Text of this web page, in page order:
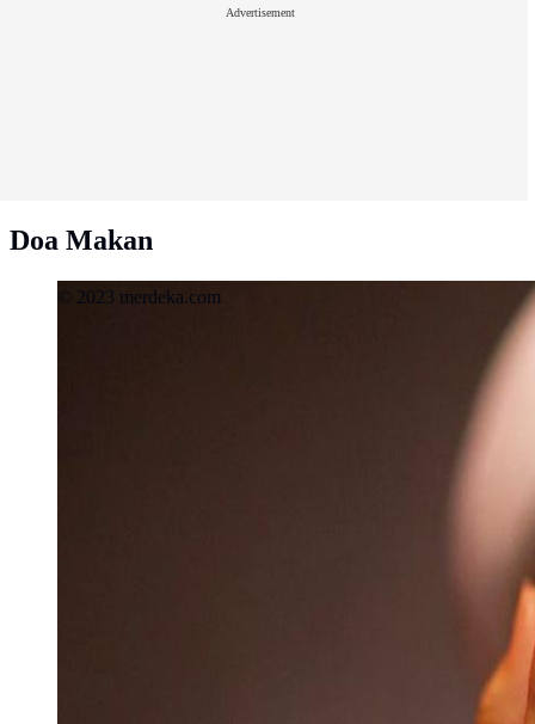
Advertisement
Doa Makan
© 2023 merdeka.com